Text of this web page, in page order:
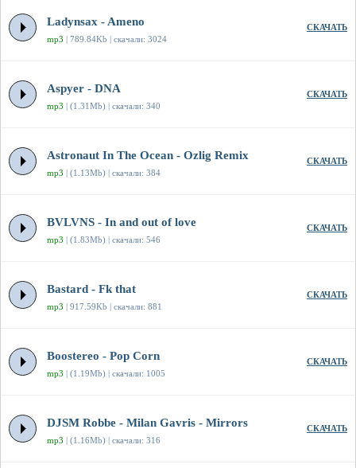
Ladynsax - Ameno
mp3 | 789.84Kb | скачали: 3024
СКАЧАТЬ
Aspyer - DNA
mp3 | (1.31Mb) | скачали: 340
СКАЧАТЬ
Astronaut In The Ocean - Ozlig Remix
mp3 | (1.13Mb) | скачали: 384
СКАЧАТЬ
BVLVNS - In and out of love
mp3 | (1.83Mb) | скачали: 546
СКАЧАТЬ
Bastard - Fk that
mp3 | 917.59Kb | скачали: 881
СКАЧАТЬ
Boostereo - Pop Corn
mp3 | (1.19Mb) | скачали: 1005
СКАЧАТЬ
DJSM Robbe - Milan Gavris - Mirrors
mp3 | (1.16Mb) | скачали: 316
СКАЧАТЬ